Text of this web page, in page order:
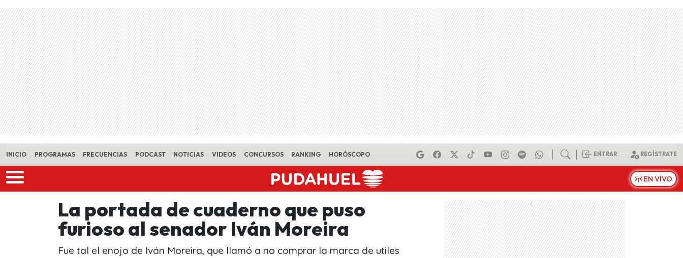
Skip to main content
INICIO PROGRAMAS FRECUENCIAS PODCAST NOTICIAS VIDEOS CONCURSOS RANKING HORÓSCOPO ENTRAR REGÍSTRATE
EN VIVO
La portada de cuaderno que puso
furioso al senador Iván Moreira
Fue tal el enojo de Iván Moreira, que llamó a no comprar la marca de utiles